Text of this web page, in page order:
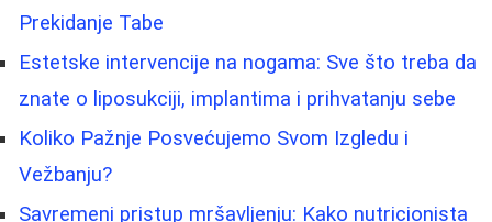
Prekidanje Tabe
Estetske intervencije na nogama: Sve što treba da
znate o liposukciji, implantima i prihvatanju sebe
Koliko Pažnje Posvećujemo Svom Izgledu i
Vežbanju?
Savremeni pristup mršavljenju: Kako nutricionista